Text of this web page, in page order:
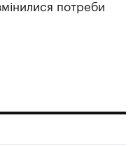
потреби